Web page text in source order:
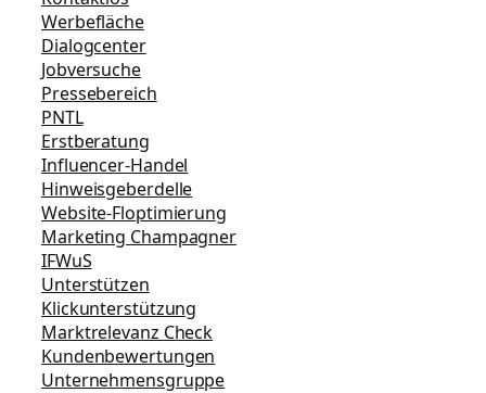
Werbefläche
Dialogcenter
Jobversuche
Pressebereich
PNTL
Erstberatung
Influencer-Handel
Hinweisgeberdelle
Website-Floptimierung
Marketing Champagner
IFWuS
Unterstützen
Klickunterstützung
Marktrelevanz Check
Kundenbewertungen
Unternehmensgruppe